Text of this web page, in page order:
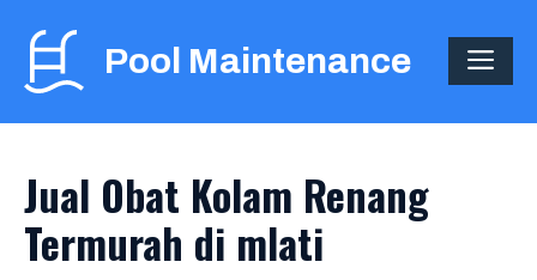
content
Pool Maintenance
Jual Obat Kolam Renang
Termurah di mlati